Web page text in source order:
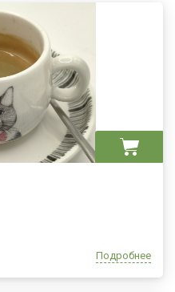
Подробнее